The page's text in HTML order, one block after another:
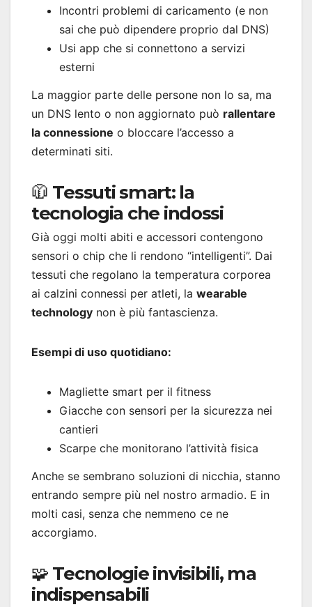
Incontri problemi di caricamento (e non
sai che può dipendere proprio dal DNS)
Usi app che si connettono a servizi
esterni
La maggior parte delle persone non lo sa, ma
un DNS lento o non aggiornato può rallentare
la connessione o bloccare l’accesso a
determinati siti.
🧥 Tessuti smart: la
tecnologia che indossi
Già oggi molti abiti e accessori contengono
sensori o chip che li rendono “intelligenti”. Dai
tessuti che regolano la temperatura corporea
ai calzini connessi per atleti, la wearable
technology non è più fantascienza.
Esempi di uso quotidiano:
Magliette smart per il fitness
Giacche con sensori per la sicurezza nei
cantieri
Scarpe che monitorano l’attività fisica
Anche se sembrano soluzioni di nicchia, stanno
entrando sempre più nel nostro armadio. E in
molti casi, senza che nemmeno ce ne
accorgiamo.
🧩 Tecnologie invisibili, ma
indispensabili